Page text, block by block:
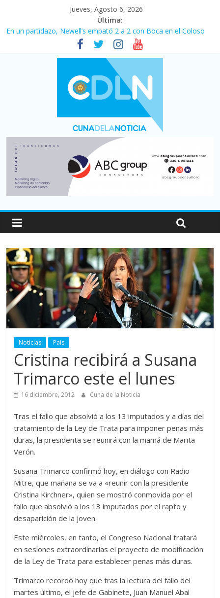
Jueves, Agosto 6, 2026
Última:
En un partidazo, Newell’s empató 2 a 2 con Boca en el Coloso
Vacaciones de invierno con más movimiento y consumo
turístico: 4,6 millones de personas viajaron por el país, un 5,9%
Fuerte caída de la venta de autos usados en julio: bajó un 12,6%
Central venció 1 a 0 al River de Coudet en el Monumental
Pullaro mejora sus relaciones con el Gobierno nacional
Noticias País
Cristina recibirá a Susana
Trimarco este el lunes
16 diciembre, 2012 Cuna de la Noticia
Tras el fallo que absolvió a los 13 imputados y a días del
tratamiento de la Ley de Trata para imponer penas más
duras, la presidenta se reunirá con la mamá de Marita
Verón.
Susana Trimarco confirmó hoy, en diálogo con Radio
Mitre, que mañana se va a «reunir con la presidente
Cristina Kirchner», quien se mostró conmovida por el
fallo que absolvió a los 13 imputados por el rapto y
desaparición de la joven.
Este miércoles, en tanto, el Congreso Nacional tratará
en sesiones extraordinarias el proyecto de modificación
de la Ley de Trata para establecer penas más duras.
Trimarco recordó hoy que tras la lectura del fallo del
martes último, el jefe de Gabinete, Juan Manuel Abal